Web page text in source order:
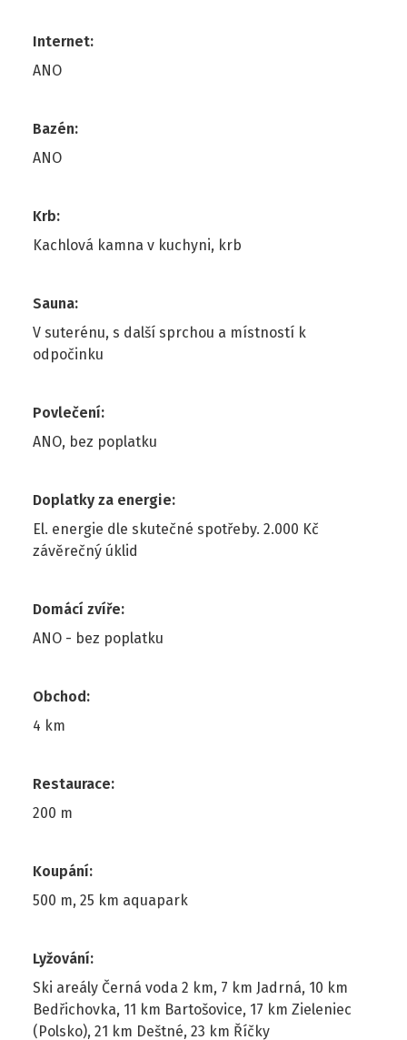
Internet:
ANO
Bazén:
ANO
Krb:
Kachlová kamna v kuchyni, krb
Sauna:
V suterénu, s další sprchou a místností k
odpočinku
Povlečení:
ANO, bez poplatku
Doplatky za energie:
El. energie dle skutečné spotřeby. 2.000 Kč
závěrečný úklid
Domácí zvíře:
ANO - bez poplatku
Obchod:
4 km
Restaurace:
200 m
Koupání:
500 m, 25 km aquapark
Lyžování:
Ski areály Černá voda 2 km, 7 km Jadrná, 10 km
Bedřichovka, 11 km Bartošovice, 17 km Zieleniec
(Polsko), 21 km Deštné, 23 km Říčky